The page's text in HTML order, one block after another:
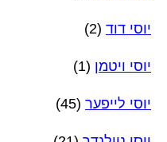
יוסי דוד (2)
יוסי ויטמן (1)
יוסי לייפער (45)